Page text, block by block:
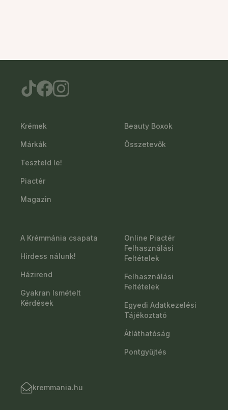
Krémek
Márkák
Teszteld le!
Piactér
Magazin
Beauty Boxok
Összetevők
A Krémmánia csapata
Hirdess nálunk!
Házirend
Gyakran Ismételt
Kérdések
Online Piactér
Felhasználási
Feltételek
Felhasználási
Feltételek
Egyedi Adatkezelési
Tájékoztató
Átláthatóság
Pontgyűjtés
kremmania.hu